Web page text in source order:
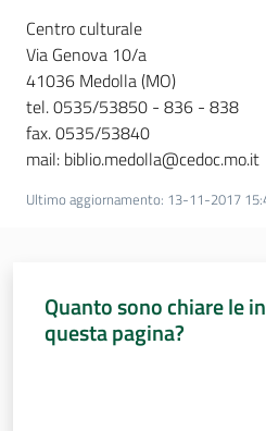
Centro culturale
Via Genova 10/a
41036 Medolla (MO)
tel. 0535/53850 - 836 - 838
fax. 0535/53840
mail: biblio.medolla@cedoc.mo.it
Ultimo aggiornamento: 13-11-2017
Quanto sono chiare le
questa pagina?